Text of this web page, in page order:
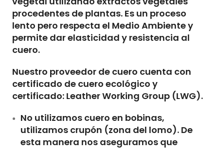
procedentes de plantas. Es un proceso
lento pero respecta el Medio Ambiente y
permite dar elasticidad y resistencia al
cuero.
Nuestro proveedor de cuero cuenta con
certificado de cuero ecológico y
certificado: Leather Working Group (LWG).
No utilizamos cuero en bobinas,
utilizamos crupón (zona del lomo). De
esta manera nos aseguramos que